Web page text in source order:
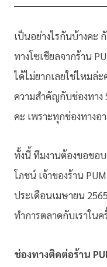
เป็นอย่างไรกันบ้างคะ
ทางโซเชียลจากร้าน
ได้ไม่ยากเลยใช่ไหมล่
ความสำคัญกับช่องทาง
คะ เพราะทุกช่องทางอ
ทั้งนี้ ทีมงานต้องขอขอ
โภชน์ เจ้าของร้าน
ประเดือนเมษายน
ทำการตลาดกับเราใน
ช่องทางติดต่อร้าน